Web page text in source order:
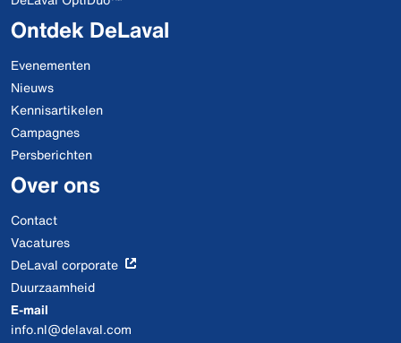
Ontdek DeLaval
Evenementen
Nieuws
Kennisartikelen
Campagnes
Persberichten
Over ons
Contact
Vacatures
DeLaval corporate
Duurzaamheid
E-mail
info.nl@delaval.com